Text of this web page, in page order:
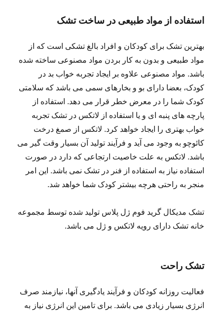
استفاده از مواد طبیعی در ساخت تشک
بهترین تشک برای کودکان و افراد بالغ تشکی است که از
مواد طبیعی و بدون به کار بردن مواد مصنوعی ساخته شده
باشد. مواد مصنوعی علاوه بر ایجاد تجربه خواب بد در
کودک، بعضا دارای بو و بخارهای سمی می باشد که سلامتی
کودک شما را در معرض خطر قرار می دهد. استفاده از
پارچه های پنبه ای و یا استفاده از لاتکس در تشک تجربه
خواب بهتری را ایجاد خواهد کرد. لاتکس از صمغ درخت
کائوچو به وجود می آید و فرآیند تولید آن بسیار وقت گیر می
باشد. لاتکس به علت خاصیت ارتجاعی که دارد در صورت
استفاده نیاز به استفاده از فنر در تشک نمی باشد. این امر
منجر به راحتی هرچه بیشتر کودک شما خواهد شد.
تشک مدیکال گرید فوم ژل پلاس تولید شده توسط مجموعه
خانه تشک دارای رویه لاتکس و ژل می باشد.
تشک راحت
فعالیت روزانه کودکان و فرآیند یادگیری آنها، نیازمند صرف
انرژی بسیار زیادی می باشد. برای تامین این انرژی نیاز به